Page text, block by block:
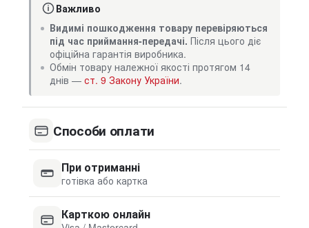
Важливо
Видимі пошкодження товару перевіряються
під час приймання-передачі. Після цього діє
офіційна гарантія виробника.
Обмін товару належної якості протягом 14
днів — ст. 9 Закону України.
Способи оплати
При отриманні
готівка або картка
Карткою онлайн